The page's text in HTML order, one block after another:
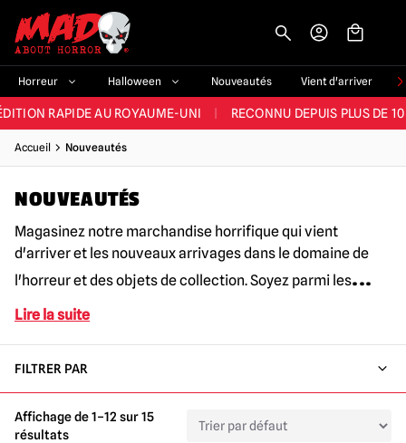
Horreur Halloween Nouveautés Vient d'arriver
ET LA MEILLEURE GAMME DU ROYAUME-UNI PLUS DE 60 000
RAPIDE AU ROYAUME-UNI RECONNU DEPUIS PLUS DE
NOUVEAUX PRODUITS DÉRIVÉS D'HORREUR CHAQUE SEMAINE
ET LA MEILLEURE GAMME DU ROYAUME-UNI
Accueil Nouveautés
NOUVEAUTÉS
Magasinez notre marchandise horrifique qui vient
d'arriver et les nouveaux arrivages dans le domaine de
l'horreur et des objets de collection. Soyez parmi les...
Lire la suite
FILTRER PAR
Affichage de 1–12 sur 15
résultats